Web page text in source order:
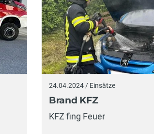
24.04.2024 / Einsätze
Brand KFZ
KFZ fing Feuer